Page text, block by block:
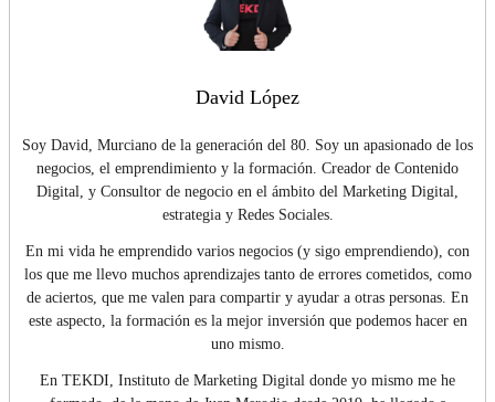
David López
Soy David, Murciano de la generación del 80. Soy un apasionado de los
negocios, el emprendimiento y la formación. Creador de Contenido
Digital, y Consultor de negocio en el ámbito del Marketing Digital,
estrategia y Redes Sociales.
En mi vida he emprendido varios negocios (y sigo emprendiendo), con
los que me llevo muchos aprendizajes tanto de errores cometidos, como
de aciertos, que me valen para compartir y ayudar a otras personas. En
este aspecto, la formación es la mejor inversión que podemos hacer en
uno mismo.
En TEKDI, Instituto de Marketing Digital donde yo mismo me he